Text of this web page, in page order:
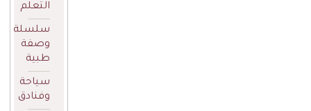
التعلم
سلسلة
وصفة
سياحة
وفنادق